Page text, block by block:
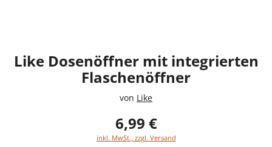
Like Dosenöffner mit integrierten
Flaschenöffner
von Like
6,99 €
inkl. MwSt., zzgl. Versand